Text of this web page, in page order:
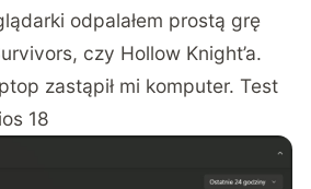
odpalałem prostą grę
czy Hollow Knight’a.
zastąpił mi komputer. Test
18